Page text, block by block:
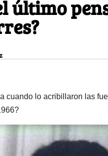
último
cuando lo acribillaron las